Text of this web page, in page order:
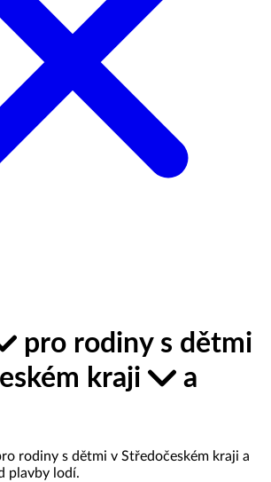
pro rodiny s dětmi
kraji
a
rodiny s dětmi v Středočeském kraji a
plavby lodí.